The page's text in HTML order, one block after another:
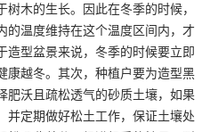
木的生长。因此在冬季的时候，
的温度维持在这个温度区间内，才
造型盆景来说，冬季的时候要立即
康越冬。其次，种植户要为造型黑
肥沃且疏松透气的砂质土壤，如果
并定期做好松土工作，保证土壤处